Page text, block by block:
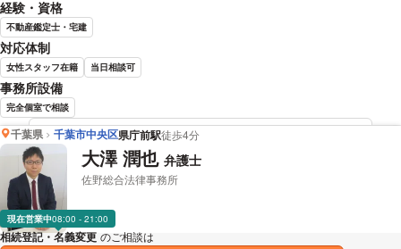
経験・資格
不動産鑑定士・宅建
対応体制
女性スタッフ在籍 当日相談可
事務所設備
完全個室で相談
宮本 勇人 弁護士の詳細情報を見る
千葉県 千葉市中央区県庁前駅徒歩4分
大澤 潤也 弁護士
佐野総合法律事務所
現在営業中08:00 - 21:00
相続登記・名義変更 のご相談は